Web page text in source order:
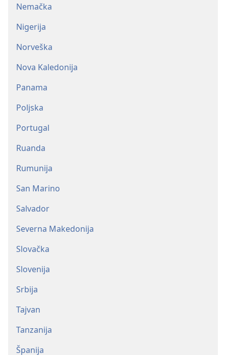
Nemačka
Nigerija
Norveška
Nova Kaledonija
Panama
Poljska
Portugal
Ruanda
Rumunija
San Marino
Salvador
Severna Makedonija
Slovačka
Slovenija
Srbija
Tajvan
Tanzanija
Španija